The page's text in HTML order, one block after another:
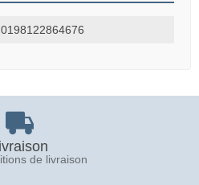
0198122864676
de livraison